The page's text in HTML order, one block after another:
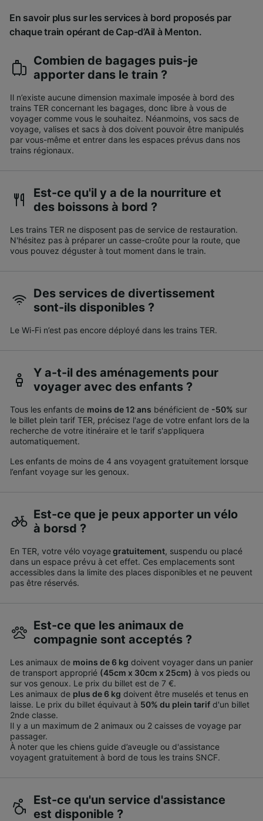
En savoir plus sur les services à bord proposés par
chaque train opérant de Cap-d’Ail à Menton.
Combien de bagages puis-je
apporter dans le train ?
Il n’existe aucune dimension maximale imposée à bord des
trains TER concernant les bagages, donc libre à vous de
voyager comme vous le souhaitez. Néanmoins, vos sacs de
voyage, valises et sacs à dos doivent pouvoir être manipulés
par vous-même et entrer dans les espaces prévus dans nos
trains régionaux.
Est-ce qu'il y a de la nourriture et
des boissons à bord ?
Les trains TER ne disposent pas de service de restauration.
N'hésitez pas à préparer un casse-croûte pour la route, que
vous pouvez déguster à tout moment dans le train.
Des services de divertissement
sont-ils disponibles ?
Le Wi-Fi n’est pas encore déployé dans les trains TER.
Y a-t-il des aménagements pour
voyager avec des enfants ?
Tous les enfants de moins de 12 ans bénéficient de -50% sur
le billet plein tarif TER, précisez l'age de votre enfant lors de la
recherche de votre itinéraire et le tarif s'appliquera
automatiquement.
Les enfants de moins de 4 ans voyagent gratuitement lorsque
l’enfant voyage sur les genoux.
Est-ce que je peux apporter un vélo
à borsd ?
En TER, votre vélo voyagegratuitement, suspendu ou placé
dans un espace prévu à cet effet. Ces emplacements sont
accessibles dans la limite des places disponibles et ne peuvent
pas être réservés.
Est-ce que les animaux de
compagnie sont acceptés ?
Les animaux de moins de 6 kg doivent voyager dans un panier
de transport approprié (45cm x 30cm x 25cm) à vos pieds ou
sur vos genoux. Le prix du billet est de 7 €.
Les animaux de plus de 6 kg doivent être muselés et tenus en
laisse. Le prix du billet équivaut à 50% du plein tarif d'un billet
2nde classe.
Il y a un maximum de 2 animaux ou 2 caisses de voyage par
passager.
À noter que les chiens guide d’aveugle ou d'assistance
voyagent gratuitement à bord de tous les trains SNCF.
Est-ce qu'un service d'assistance
est disponible ?